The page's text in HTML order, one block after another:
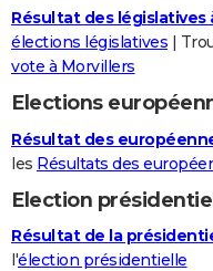
Bricolage
Lifestyle
Culture
Sport
Auto
Television
Voyage
Cinema
Résultat des législatives
élections législatives |
vote à Morvillers
Elections
Résultat des
les Résultats des
Election
Résultat de la
l'élection présidentielle